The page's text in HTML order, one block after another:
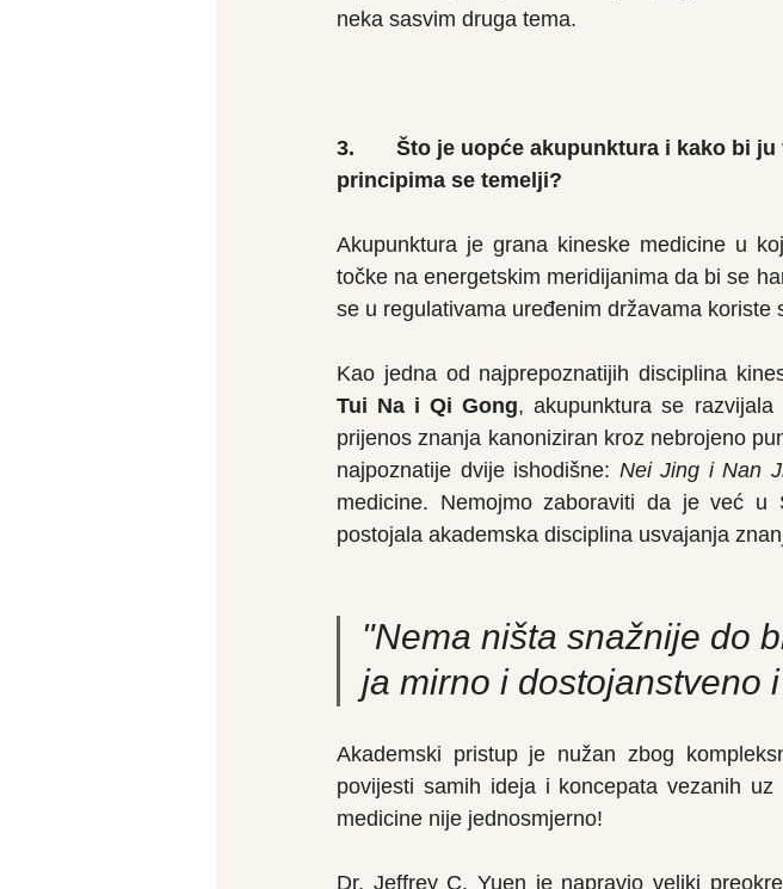
neka sasvim druga tema.
3.       Što je uopće akupunktura i kako
principima se temelji?
Akupunktura je grana kineske medicine u
točke na energetskim meridijanima da bi se
se u regulativama uređenim državama
Tui Na i Qi Gong, akupunktura se
prijenos znanja kanoniziran kroz nebrojeno
najpoznatije dvije ishodišne: Nei Jing i Nan
medicine. Nemojmo zaboraviti da je već
postojala akademska disciplina usvajanja
"Nema ništa snažnije do
ja mirno i dostojanstveno
Akademski pristup je nužan zbog
povijesti samih ideja i koncepata vezanih
medicine nije jednosmjerno!
Dr. Jeffrey C. Yuen je napravio veliki